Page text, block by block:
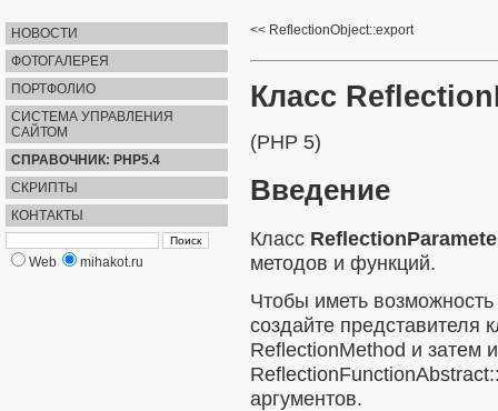
НОВОСТИ
ФОТОГАЛЕРЕЯ
ПОРТФОЛИО
СИСТЕМА УПРАВЛЕНИЯ
САЙТОМ
СПРАВОЧНИК: PHP5.4
СКРИПТЫ
КОНТАКТЫ
Web mihakot.ru
ReflectionObject::export
Класс
(PHP 5)
Введение
Класс
методов и функций.
Чтобы иметь
создайте представителя
ReflectionMethod и затем
аргументов.